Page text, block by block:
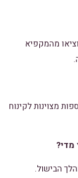
מהמקפיא
מצוינות לקינוח
מדי?
הבישול.